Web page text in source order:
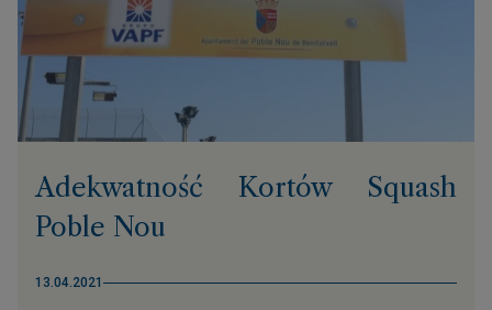
Adekwatność Kortów Squash
Poble Nou
13.04.2021